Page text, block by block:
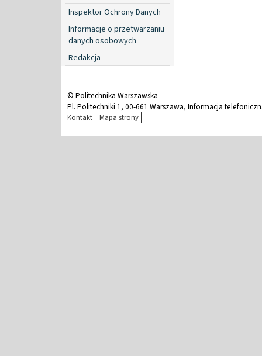
Inspektor Ochrony Danych
Informacje o przetwarzaniu
danych osobowych
Redakcja
© Politechnika Warszawska
Pl. Politechniki 1, 00-661 Warszawa, Informacja
Kontakt Mapa strony